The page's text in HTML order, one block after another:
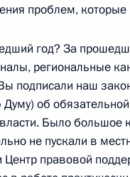
области
с
проблем, которые
год? За
региональные
подписали наш
об
Было большое
не пускали в
правовой